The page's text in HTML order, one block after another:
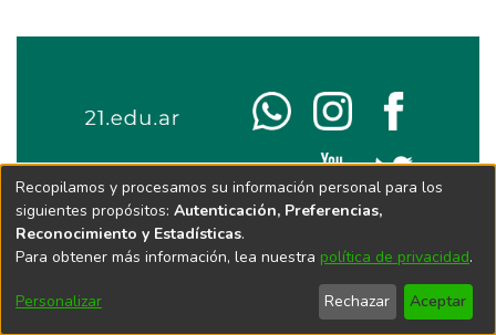
Recopilamos y procesamos su información personal para los
siguientes propósitos: Autenticación, Preferencias,
Reconocimiento y Estadísticas.
Para obtener más información, lea nuestra política de privacidad.
Personalizar Rechazar Aceptar